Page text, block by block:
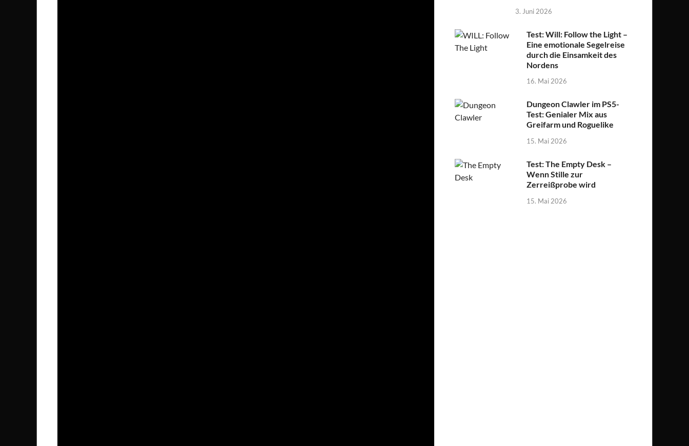
3. Juni 2026
Test: Will: Follow the Light –
Eine emotionale Segelreise
durch die Einsamkeit des
Nordens
16. Mai 2026
Dungeon Clawler im PS5-
Test: Genialer Mix aus
Greifarm und Roguelike
15. Mai 2026
Test: The Empty Desk –
Wenn Stille zur
Zerreißprobe wird
15. Mai 2026